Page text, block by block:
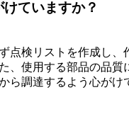
ていますか？
点検リストを作成し、
、使用する部品の品質
ら調達するよう心がけ